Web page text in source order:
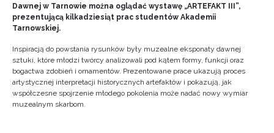
Dawnej w Tarnowie można oglądać wystawę „ARTEFAKT III”,
prezentującą kilkadziesiąt prac studentów Akademii
Tarnowskiej.
Inspiracją do powstania rysunków były muzealne eksponaty dawnej
sztuki, które młodzi twórcy analizowali pod kątem formy, funkcji oraz
bogactwa zdobień i ornamentów. Prezentowane prace ukazują proces
artystycznej interpretacji historycznych artefaktów i pokazują, jak
współczesne spojrzenie młodego pokolenia może nadać nowy wymiar
muzealnym skarbom.